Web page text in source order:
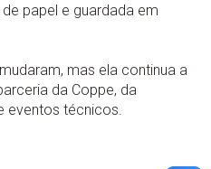
papel e guardada em
mas ela continua a
da Coppe, da
eventos técnicos.